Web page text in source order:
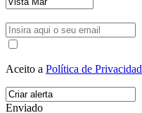
Aceito a Política de
Enviado